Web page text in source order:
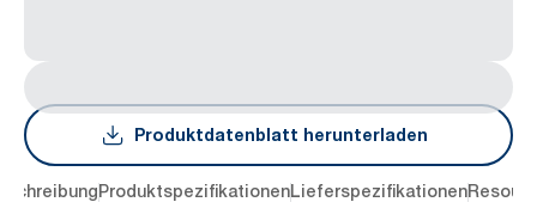
Produktdatenblatt herunterladen
ProduktspezifikationenLieferspezifikationen